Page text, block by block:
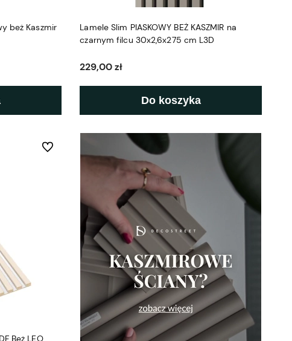
beż Kaszmir
Lamele Slim PIASKOWY BEŻ KASZMIR na
czarnym filcu 30x2,6x275 cm L3D
229,00 zł
Do koszyka
Beż LEO
Do ulubionych